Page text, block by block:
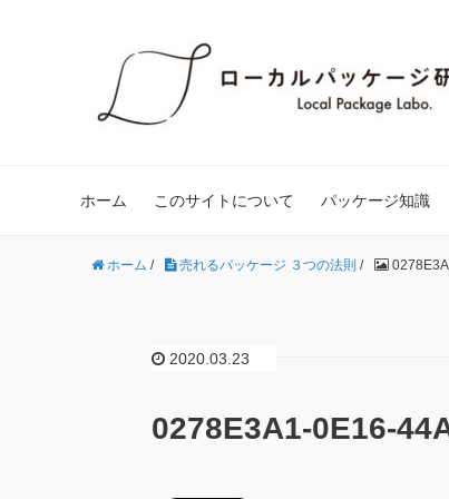
ホーム このサイトについて パッケージ知識
ホーム / 売れるパッケージ ３つの法則 /
2020.03.23
0278E3A1-0E16-